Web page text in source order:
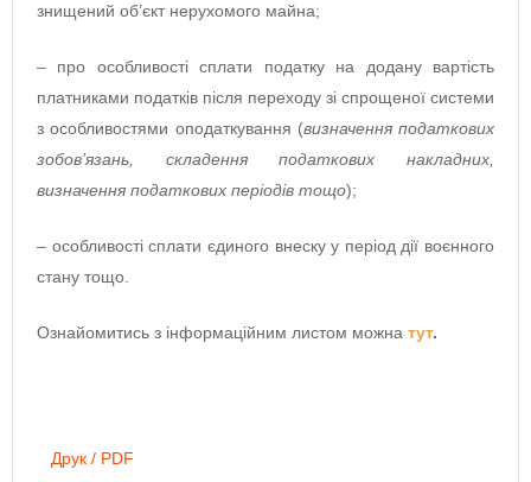
знищений об’єкт нерухомого майна;
– про особливості сплати податку на додану вартість
платниками податків після переходу зі спрощеної системи
з особливостями оподаткування (визначення податкових
зобов’язань, складення податкових накладних,
визначення податкових періодів тощо);
– особливості сплати єдиного внеску у період дії воєнного
стану тощо.
Ознайомитись з інформаційним листом можна тут.
Друк / PDF